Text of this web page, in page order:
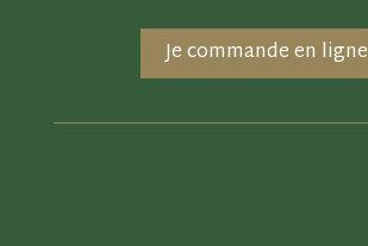
Je commande en ligne